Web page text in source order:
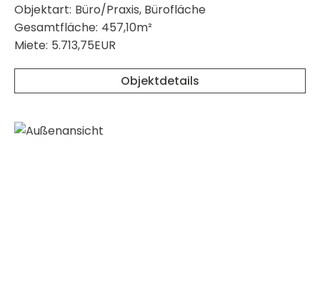
Objektart: Büro/Praxis, Bürofläche
Gesamtfläche: 457,10m²
Miete: 5.713,75EUR
Objektdetails